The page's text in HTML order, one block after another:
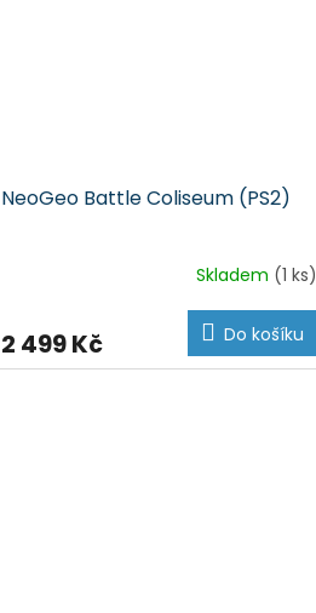
NeoGeo Battle Coliseum (PS2)
Skladem (1 ks)
2 499 Kč Do košíku